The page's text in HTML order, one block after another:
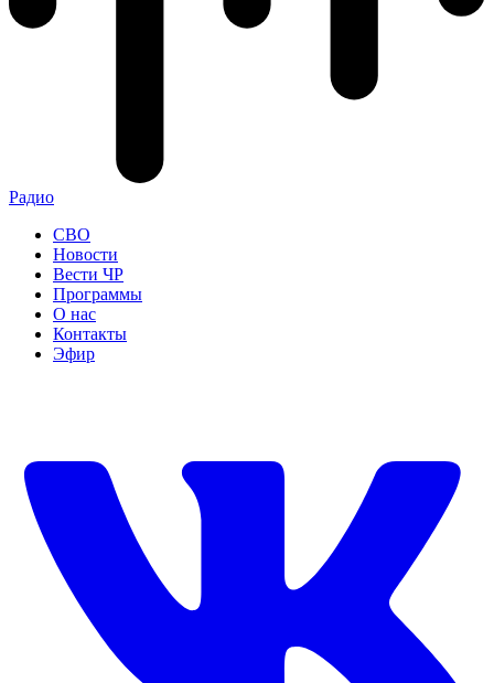
Радио
СВО
Новости
Вести ЧР
Программы
О нас
Контакты
Эфир